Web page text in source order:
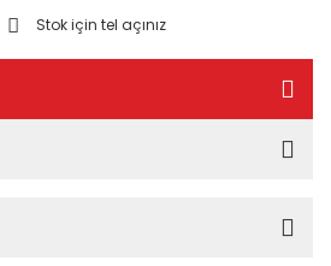
Stok için tel açınız